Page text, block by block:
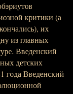
критики (а
их
из главных
Введенский
детских
года Введенский